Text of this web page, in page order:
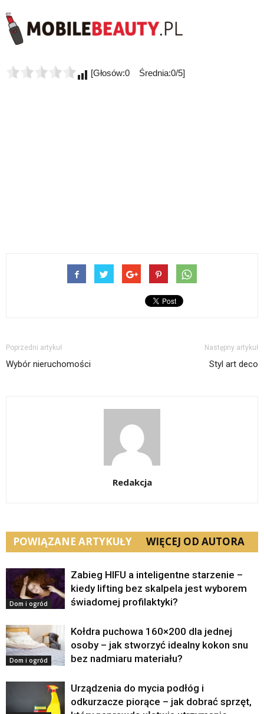
[Głosów:0 Średnia:0/5]
Poprzedni artykuł
Wybór nieruchomości
Następny artykuł
Styl art deco
Redakcja
POWIĄZANE ARTYKUŁY WIĘCEJ OD AUTORA
Dom i ogród
Zabieg HIFU a inteligentne starzenie –
kiedy lifting bez skalpela jest wyborem
świadomej profilaktyki?
Dom i ogród
Kołdra puchowa 160×200 dla jednej
osoby – jak stworzyć idealny kokon snu
bez nadmiaru materiału?
Urządzenia do mycia podłóg i
odkurzacze piorące – jak dobrać sprzęt,